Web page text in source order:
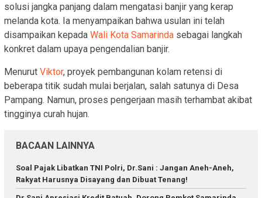
solusi jangka panjang dalam mengatasi banjir yang kerap
melanda kota. Ia menyampaikan bahwa usulan ini telah
disampaikan kepada Wali Kota Samarinda sebagai langkah
konkret dalam upaya pengendalian banjir.
Menurut Viktor, proyek pembangunan kolam retensi di
beberapa titik sudah mulai berjalan, salah satunya di Desa
Pampang. Namun, proses pengerjaan masih terhambat akibat
tingginya curah hujan.
BACAAN LAINNYA
Soal Pajak Libatkan TNI Polri, Dr.Sani : Jangan Aneh-Aneh,
Rakyat Harusnya Disayang dan Dibuat Tenang!